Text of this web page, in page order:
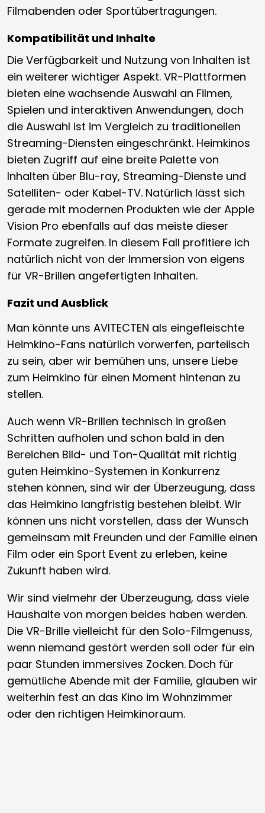
Filmabenden oder Sportübertragungen.
Kompatibilität und Inhalte
Die Verfügbarkeit und Nutzung von Inhalten ist
ein weiterer wichtiger Aspekt. VR-Plattformen
bieten eine wachsende Auswahl an Filmen,
Spielen und interaktiven Anwendungen, doch
die Auswahl ist im Vergleich zu traditionellen
Streaming-Diensten eingeschränkt. Heimkinos
bieten Zugriff auf eine breite Palette von
Inhalten über Blu-ray, Streaming-Dienste und
Satelliten- oder Kabel-TV. Natürlich lässt sich
gerade mit modernen Produkten wie der Apple
Vision Pro ebenfalls auf das meiste dieser
Formate zugreifen. In diesem Fall profitiere ich
natürlich nicht von der Immersion von eigens
für VR-Brillen angefertigten Inhalten.
Fazit und Ausblick
Man könnte uns AVITECTEN als eingefleischte
Heimkino-Fans natürlich vorwerfen, parteiisch
zu sein, aber wir bemühen uns, unsere Liebe
zum Heimkino für einen Moment hintenan zu
stellen.
Auch wenn VR-Brillen technisch in großen
Schritten aufholen und schon bald in den
Bereichen Bild- und Ton-Qualität mit richtig
guten Heimkino-Systemen in Konkurrenz
stehen können, sind wir der Überzeugung, dass
das Heimkino langfristig bestehen bleibt. Wir
können uns nicht vorstellen, dass der Wunsch
gemeinsam mit Freunden und der Familie einen
Film oder ein Sport Event zu erleben, keine
Zukunft haben wird.
Wir sind vielmehr der Überzeugung, dass viele
Haushalte von morgen beides haben werden.
Die VR-Brille vielleicht für den Solo-Filmgenuss,
wenn niemand gestört werden soll oder für ein
paar Stunden immersives Zocken. Doch für
gemütliche Abende mit der Familie, glauben wir
weiterhin fest an das Kino im Wohnzimmer
oder den richtigen Heimkinoraum.